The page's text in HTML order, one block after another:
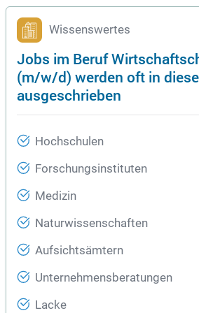
Wissenswertes
Jobs im Beruf
(m/w/d) werden oft in
ausgeschrieben
Hochschulen
Forschungsinstituten
Medizin
Naturwissenschaften
Aufsichtsämtern
Unternehmensberatungen
Lacke